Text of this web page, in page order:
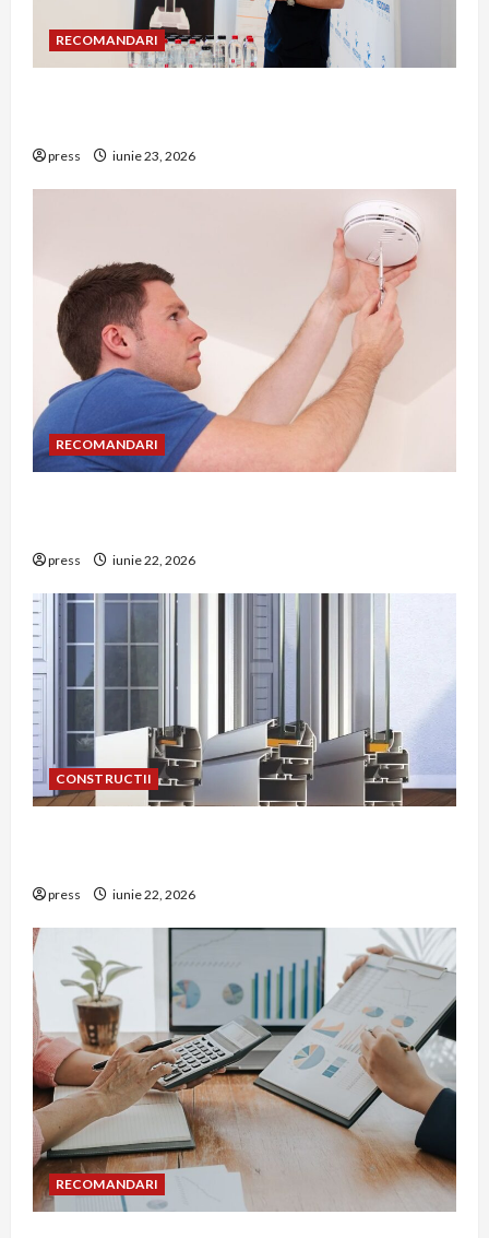
RECOMANDARI
press iunie 23, 2026
RECOMANDARI
press iunie 22, 2026
CONSTRUCTII
press iunie 22, 2026
RECOMANDARI